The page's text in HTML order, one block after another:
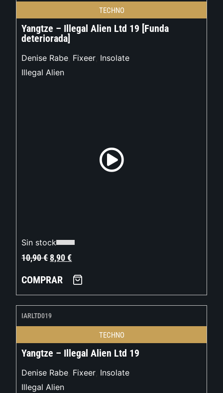
TECHNO
Yangtze – Illegal Alien Ltd 19 [Funda
deteriorada]
Denise Rabe, Fixeer, Insolate
Illegal Alien
Sin stock
10,90€ 8,90€
COMPRAR
IARLTD019
TECHNO
Yangtze – Illegal Alien Ltd 19
Denise Rabe, Fixeer, Insolate
Illegal Alien